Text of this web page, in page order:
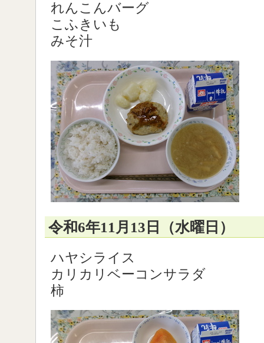
れんこんバーグ
こふきいも
みそ汁
令和6年11月13日（水曜日）
ハヤシライス
カリカリベーコンサラダ
柿